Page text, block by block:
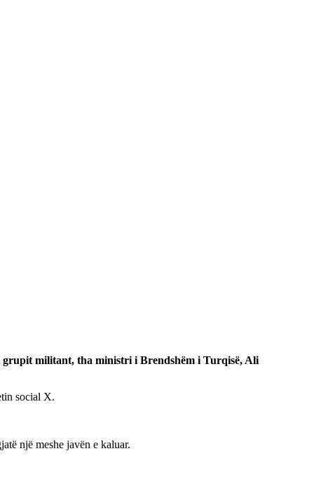
militant, tha ministri i Brendshëm i Turqisë, Ali
social X.
një meshe javën e kaluar.